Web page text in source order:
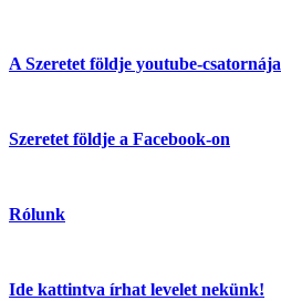
A Szeretet földje youtube-csatornája
Szeretet földje a Facebook-on
Rólunk
Ide kattintva írhat levelet nekünk!